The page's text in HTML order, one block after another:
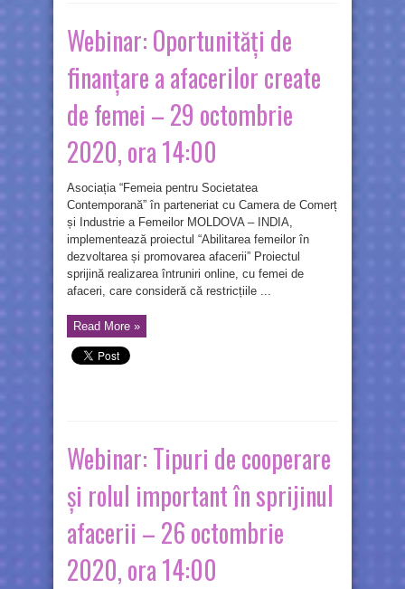
Webinar: Oportunități de
finanțare a afacerilor create
de femei – 29 octombrie
2020, ora 14:00
Asociația “Femeia pentru Societatea
Contemporană” în parteneriat cu Camera de Comerț
și Industrie a Femeilor MOLDOVA – INDIA,
implementează proiectul “Abilitarea femeilor în
dezvoltarea și promovarea afacerii” Proiectul
sprijină realizarea întruniri online, cu femei de
afaceri, care consideră că restricțiile ...
Read More »
Webinar: Tipuri de cooperare
și rolul important în sprijinul
afacerii – 26 octombrie
2020, ora 14:00